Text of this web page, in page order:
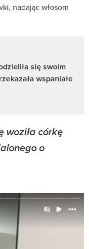
nadając włosom
się swoim
wspaniałe
woziła córkę
o